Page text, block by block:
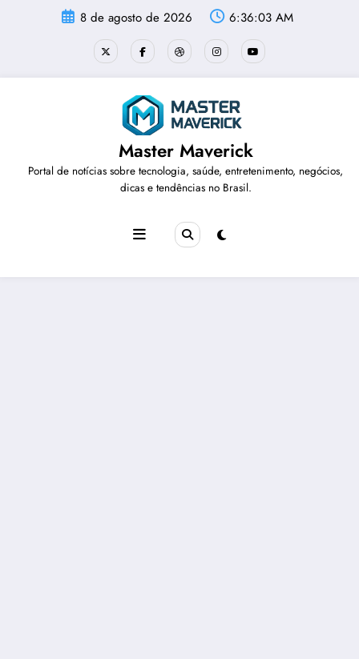
8 de agosto de 2026 6:36:04 AM
Master Maverick
Portal de notícias sobre tecnologia, saúde, entretenimento, negócios,
dicas e tendências no Brasil.